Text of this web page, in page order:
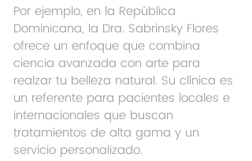
Por ejemplo, en la República
Dominicana, la Dra. Sabrinsky Flores
ofrece un enfoque que combina
ciencia avanzada con arte para
realzar tu belleza natural. Su clínica es
un referente para pacientes locales e
internacionales que buscan
tratamientos de alta gama y un
servicio personalizado.